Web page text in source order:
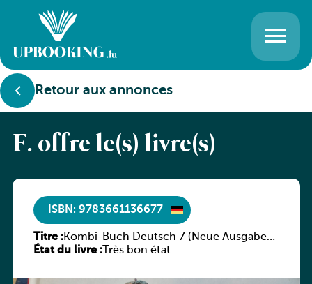
Retour aux annonces
F. offre le(s) livre(s)
ISBN: 9783661136677
Titre :Kombi-Buch Deutsch 7 (Neue Ausgabe
Luxemburg)
État du livre :Très bon état